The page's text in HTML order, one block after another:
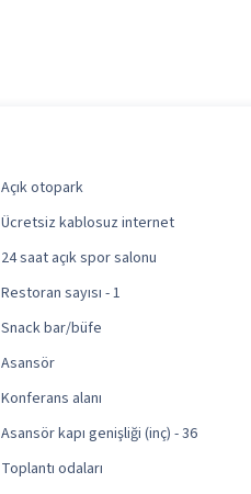
Açık otopark
Ücretsiz kablosuz internet
24 saat açık spor salonu
Restoran sayısı - 1
Snack bar/büfe
Asansör
Konferans alanı
Asansör kapı genişliği (inç) - 36
Toplantı odaları